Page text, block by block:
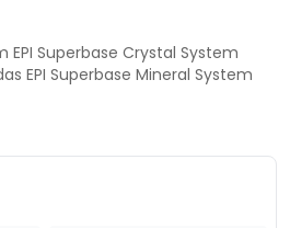
Superbase Crystal System
EPI Superbase Mineral System